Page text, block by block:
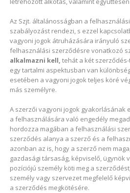
Az Szjt. általánosságban a
szabályozást rendezi, s ezzel
vagyoni jogok átruházására irányuló
felhasználási szerződésre vonatkozó
alkalmazni kell, tehát a két
egy tartalmi aspektusban van
esetében a vagyoni jogok teljes köré
más személyre.
A szerzői vagyoni jogok gyakorlásának
a felhasználására való engedély
hordozza magában a felhasználási
szerződés alanya a szerző és a
azonban az is, hogy a szerző nem
gazdasági társaság, képviselő, ügynök
pozíciójú személy köti meg a
személy vagy szervezet megfelelő
a szerződés megkötésére.